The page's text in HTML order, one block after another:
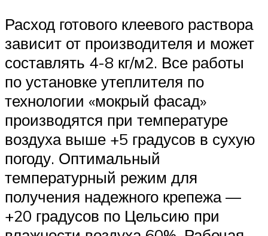
Расход готового клеевого раствора
зависит от производителя и может
составлять 4-8 кг/м2. Все работы
по установке утеплителя по
технологии «мокрый фасад»
производятся при температуре
воздуха выше +5 градусов в сухую
погоду. Оптимальный
температурный режим для
получения надежного крепежа —
+20 градусов по Цельсию при